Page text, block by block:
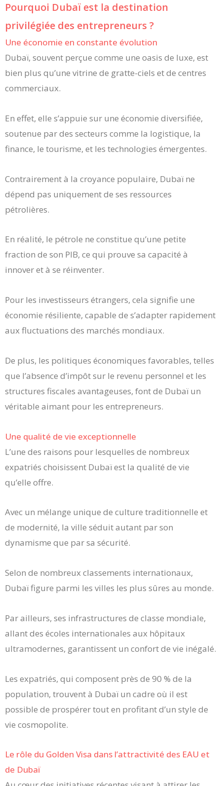
Pourquoi Dubaï est la destination
privilégiée des entrepreneurs ?
Une économie en constante évolution
Dubaï, souvent perçue comme une oasis de luxe, est
bien plus qu’une vitrine de gratte-ciels et de centres
commerciaux.
En effet, elle s’appuie sur une économie diversifiée,
soutenue par des secteurs comme la logistique, la
finance, le tourisme, et les technologies émergentes.
Contrairement à la croyance populaire, Dubaï ne
dépend pas uniquement de ses ressources
pétrolières.
En réalité, le pétrole ne constitue qu’une petite
fraction de son PIB, ce qui prouve sa capacité à
innover et à se réinventer.
Pour les investisseurs étrangers, cela signifie une
économie résiliente, capable de s’adapter rapidement
aux fluctuations des marchés mondiaux.
De plus, les politiques économiques favorables, telles
que l’absence d’impôt sur le revenu personnel et les
structures fiscales avantageuses, font de Dubaï un
véritable aimant pour les entrepreneurs.
Une qualité de vie exceptionnelle
L’une des raisons pour lesquelles de nombreux
expatriés choisissent Dubaï est la qualité de vie
qu’elle offre.
Avec un mélange unique de culture traditionnelle et
de modernité, la ville séduit autant par son
dynamisme que par sa sécurité.
Selon de nombreux classements internationaux,
Dubaï figure parmi les villes les plus sûres au monde.
Par ailleurs, ses infrastructures de classe mondiale,
allant des écoles internationales aux hôpitaux
ultramodernes, garantissent un confort de vie inégalé.
Les expatriés, qui composent près de 90 % de la
population, trouvent à Dubaï un cadre où il est
possible de prospérer tout en profitant d’un style de
vie cosmopolite.
Le rôle du Golden Visa dans l’attractivité des EAU et
de Dubaï